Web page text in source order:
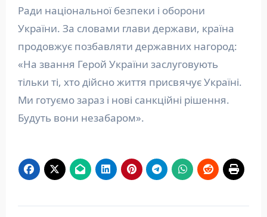
Ради національної безпеки і оборони
України. За словами глави держави, країна
продовжує позбавляти державних нагород:
«На звання Герой України заслуговують
тільки ті, хто дійсно життя присвячує Україні.
Ми готуємо зараз і нові санкційні рішення.
Будуть вони незабаром».